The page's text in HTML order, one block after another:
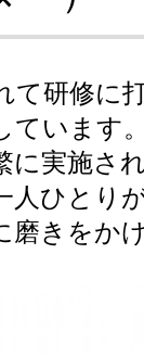
て研修に
ています
に実施さ
人ひとり
磨きをか